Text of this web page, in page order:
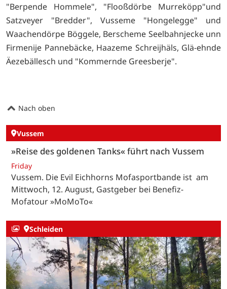
"Berpende Hommele", "Flooßdörbe Murreköpp"und
Satzveyer "Bredder", Vusseme "Hongelegge" und
Waachendörpe Böggele, Berscheme Seelbahnjecke unn
Firmenije Pannebäcke, Haazeme Schreijhäls, Glä-ehnde
Äezebällesch und "Kommernde Greesberje".
Nach oben
Vussem
»Reise des goldenen Tanks« führt nach Vussem
Friday
Vussem. Die Evil Eichhorns Mofasportbande ist am
Mittwoch, 12. August, Gastgeber bei Benefiz-
Mofatour »MoMoTo«
Schleiden